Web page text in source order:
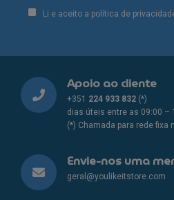
Li e aceito a política de
Apoio ao cliente
+351 224 933 832 (*)
dias úteis entre as 09:00 –
(*) Chamada para rede fixa
Envie-nos uma
geral@youlikeitstore.com